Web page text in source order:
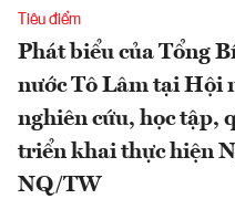
Tiêu điểm
Phát biểu của Tổng
nước Tô Lâm tại Hội
nghiên cứu, học tập,
triển khai thực hiện
NQ/TW